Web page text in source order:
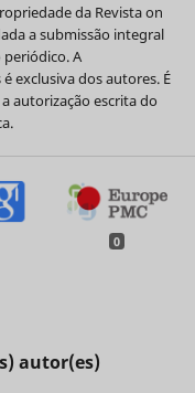
da Revista on
a submissão integral
A
exclusiva dos autores. É
autorização escrita do
0
autor(es)